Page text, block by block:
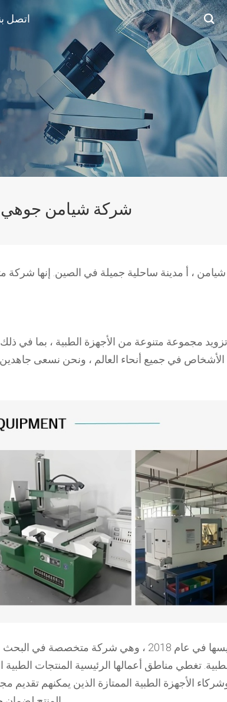
اتصل
شركة شيامن جوهي
، أ مدينة ساحلية جميلة في الصين. إنها
مجموعة متنوعة من الأجهزة الطبية ، بما في
تغطي مناطق أعمالها الرئيسية المنتجات
الأجهزة الطبية الممتازة الذين يمكنهم تقديم